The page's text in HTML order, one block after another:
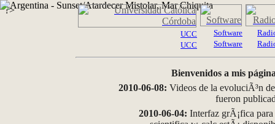
?>
UCC
UCC
Software
Software
Bienvenidos a mis
2010-06-08: Videos de la evoluciÃ³n
fueron
2010-06-04: Interfaz grÃ¡fica